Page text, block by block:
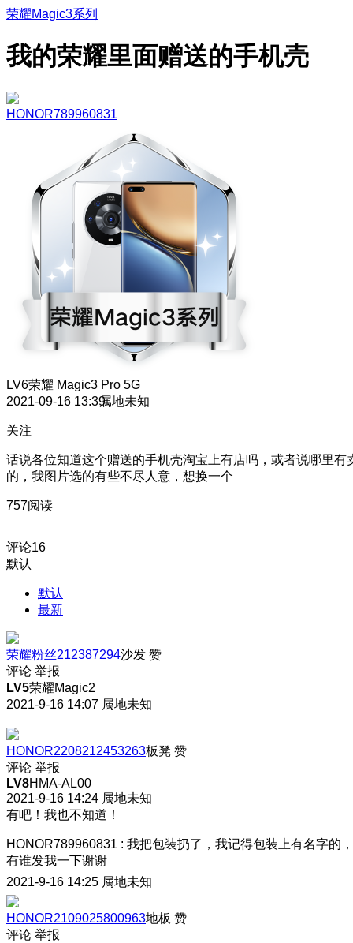
荣耀Magic3系列
我的荣耀里面赠送的手机壳
HONOR789960831
LV6荣耀 Magic3 Pro 5G
2021-09-16 13:39属地未知
关注
话说各位知道这个赠送的手机壳淘宝上有店吗，或者说哪里有
的，我图片选的有些不尽人意，想换一个
757阅读
评论16
默认
默认
最新
荣耀粉丝212387294沙发 赞
评论 举报
LV5荣耀Magic2
2021-9-16 14:07 属地未知
HONOR2208212453263板凳 赞
评论 举报
LV8HMA-AL00
2021-9-16 14:24 属地未知
有吧！我也不知道！
HONOR789960831 : 我把包装扔了，我记得包装上有名字的，
有谁发我一下谢谢
2021-9-16 14:25 属地未知
HONOR2109025800963地板 赞
评论 举报